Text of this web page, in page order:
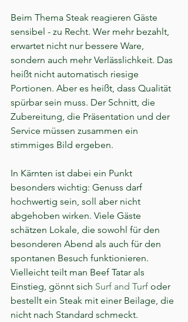
Beim Thema Steak reagieren Gäste
sensibel - zu Recht. Wer mehr bezahlt,
erwartet nicht nur bessere Ware,
sondern auch mehr Verlässlichkeit. Das
heißt nicht automatisch riesige
Portionen. Aber es heißt, dass Qualität
spürbar sein muss. Der Schnitt, die
Zubereitung, die Präsentation und der
Service müssen zusammen ein
stimmiges Bild ergeben.
In Kärnten ist dabei ein Punkt
besonders wichtig: Genuss darf
hochwertig sein, soll aber nicht
abgehoben wirken. Viele Gäste
schätzen Lokale, die sowohl für den
besonderen Abend als auch für den
spontanen Besuch funktionieren.
Vielleicht teilt man Beef Tatar als
Einstieg, gönnt sich Surf and Turf oder
bestellt ein Steak mit einer Beilage, die
nicht nach Standard schmeckt.